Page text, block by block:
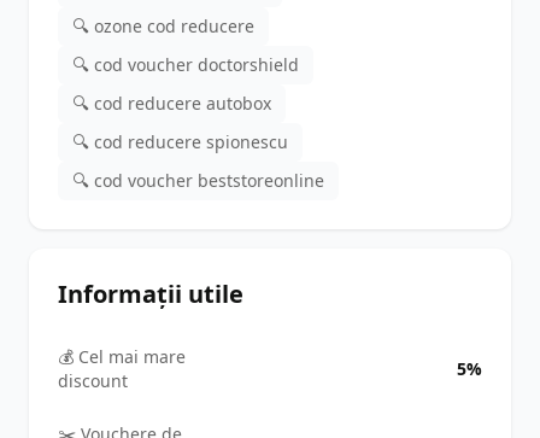
🔍 ozone cod reducere
🔍 cod voucher doctorshield
🔍 cod reducere autobox
🔍 cod reducere spionescu
🔍 cod voucher beststoreonline
Informații utile
💰 Cel mai mare
discount
5%